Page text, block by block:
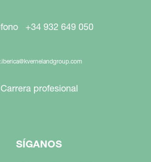
+34 932 649 050
Carrera profesional
SÍGANOS